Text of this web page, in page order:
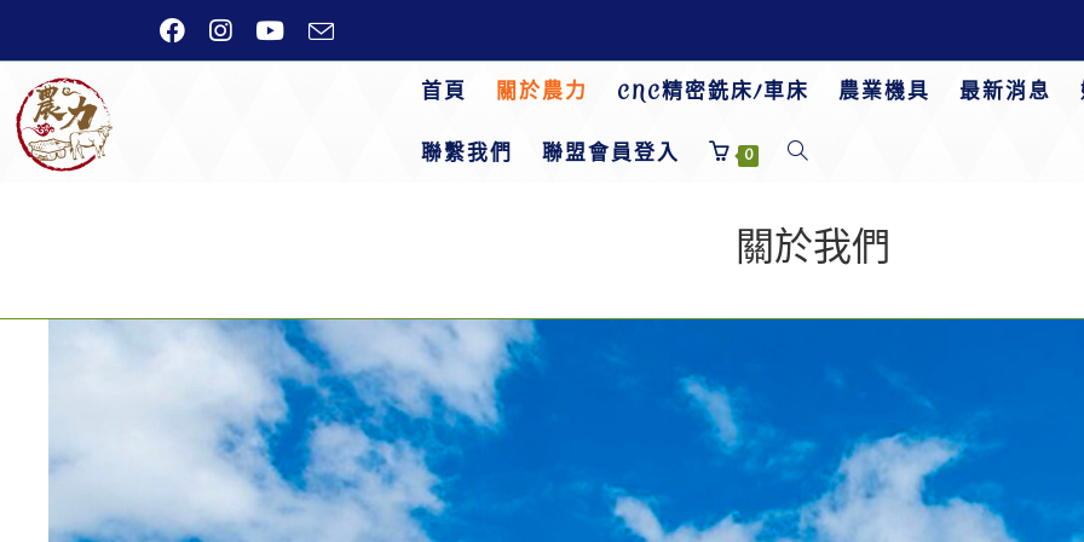
首頁 關於農力 CNC精密銑床/車床 農業機具 最新消息
聯繫我們 聯盟會員登入 0
關於我們